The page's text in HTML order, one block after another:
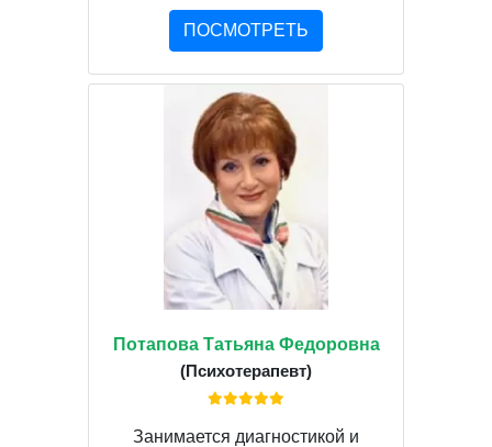
ПОСМОТРЕТЬ
Потапова Татьяна Федоровна
(Психотерапевт)
Занимается диагностикой и